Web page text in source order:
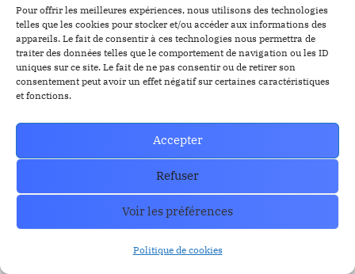
Pour offrir les meilleures expériences, nous utilisons des technologies
telles que les cookies pour stocker et/ou accéder aux informations des
appareils. Le fait de consentir à ces technologies nous permettra de
traiter des données telles que le comportement de navigation ou les ID
uniques sur ce site. Le fait de ne pas consentir ou de retirer son
consentement peut avoir un effet négatif sur certaines caractéristiques
et fonctions.
Accepter
Refuser
Voir les préférences
Politique de cookies
SECSolanaStakingTethertronXRP
ARCHIVE
How can we help you?
Contact our support team if you need